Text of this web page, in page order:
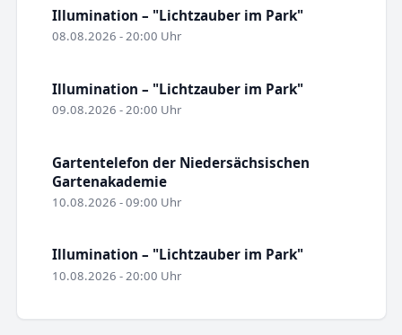
Illumination – "Lichtzauber im Park"
08.08.2026 - 20:00 Uhr
Illumination – "Lichtzauber im Park"
09.08.2026 - 20:00 Uhr
Gartentelefon der Niedersächsischen
Gartenakademie
10.08.2026 - 09:00 Uhr
Illumination – "Lichtzauber im Park"
10.08.2026 - 20:00 Uhr